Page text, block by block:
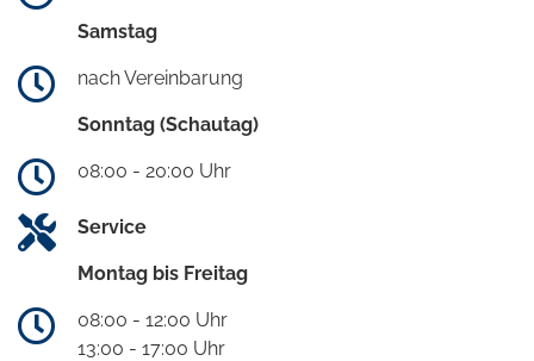
Samstag
nach Vereinbarung
Sonntag (Schautag)
08:00 - 20:00 Uhr
Service
Montag bis Freitag
08:00 - 12:00 Uhr
13:00 - 17:00 Uhr